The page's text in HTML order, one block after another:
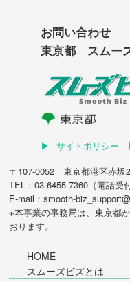
お問い合わせ
東京都 スムー
サイトポリシー
〒107-0052 東京都港区赤坂
TEL：03-6455-7360（電話受
E-mail：smooth-
※本事業の事務局は、東京都
おります。
HOME
スムーズビズとは